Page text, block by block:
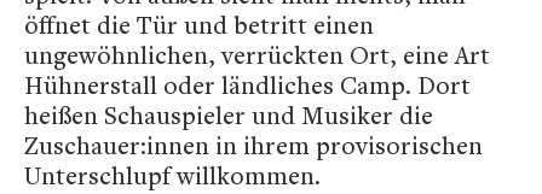
öffnet die Tür und betritt einen
ungewöhnlichen, verrückten Ort, eine Art
Hühnerstall oder ländliches Camp. Dort
heißen Schauspieler und Musiker die
Zuschauer:innen in ihrem provisorischen
Unterschlupf willkommen.